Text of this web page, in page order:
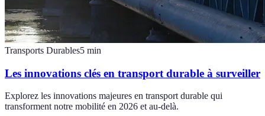
Transports Durables5 min
Les innovations clés en transport durable à surveiller
Explorez les innovations majeures en transport durable qui
transforment notre mobilité en 2026 et au-delà.